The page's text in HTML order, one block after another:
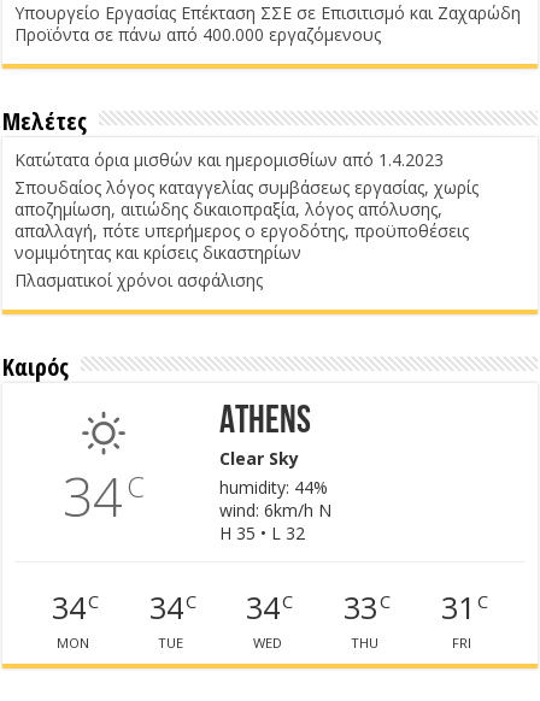
Υπουργείο Εργασίας Επέκταση ΣΣΕ σε Επισιτισμό και Ζαχαρώδη
Προϊόντα σε πάνω από 400.000 εργαζόμενους
Μελέτες
Κατώτατα όρια μισθών και ημερομισθίων από 1.4.2023
Σπουδαίος λόγος καταγγελίας συμβάσεως εργασίας, χωρίς
αποζημίωση, αιτιώδης δικαιοπραξία, λόγος απόλυσης,
απαλλαγή, πότε υπερήμερος ο εργοδότης, προϋποθέσεις
νομιμότητας και κρίσεις δικαστηρίων
Πλασματικοί χρόνοι ασφάλισης
Καιρός
34C
Athens
Clear Sky
humidity: 44%
wind: 6km/h N
H 35 • L 32
34C
MON
34C
TUE
34C
WED
33C
THU
31 C
FRI